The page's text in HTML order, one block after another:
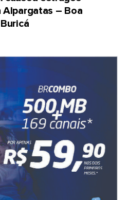
Alpargatas – Boa